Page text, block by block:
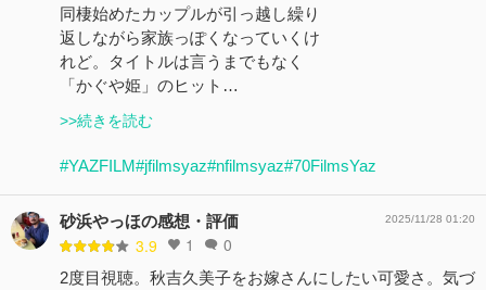
同棲始めたカップルが引っ越し繰り
返しながら家族っぽくなっていくけ
れど。タイトルは言うまでもなく
「かぐや姫」のヒット…
>>続きを読む
#YAZFILM#jfilmsyaz#nfilmsyaz#70FilmsYaz
砂浜やっほの感想・評価
3.9 1 0
2025/11/28 01:20
2度目視聴。秋吉久美子をお嫁さんにしたい可愛さ。気づ